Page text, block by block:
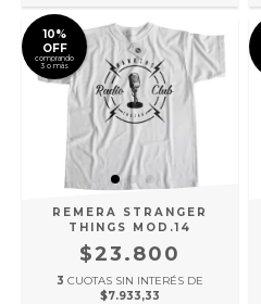
10%
OFF
comprando
3 o más
REMERA STRANGER
THINGS MOD.14
$23.800
3 CUOTAS SIN INTERÉS DE
$7.933,33